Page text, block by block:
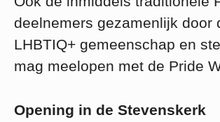
deelnemers gezamenlijk door
LHBTIQ+ gemeenschap en
mag meelopen met de Pride
Opening in de Stevenskerk